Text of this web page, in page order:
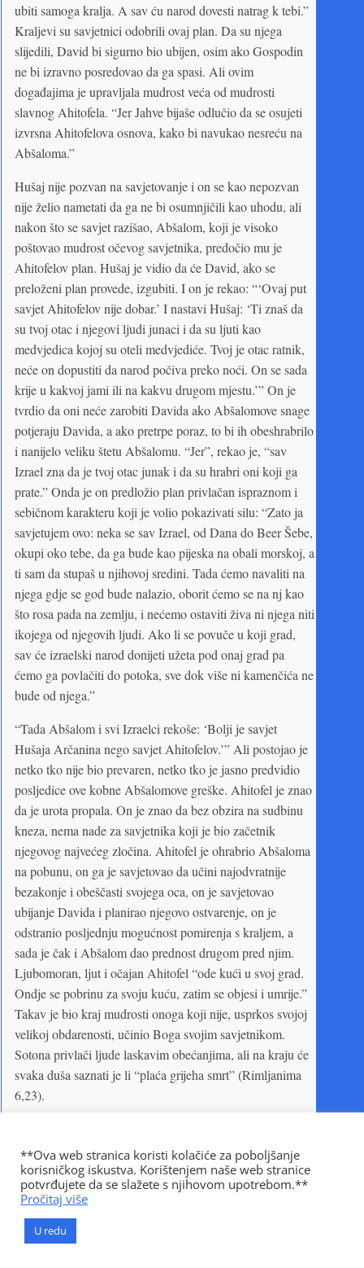
ubiti samoga kralja. A sav ću narod dovesti natrag k tebi.”
Kraljevi su savjetnici odobrili ovaj plan. Da su njega
slijedili, David bi sigurno bio ubijen, osim ako Gospodin
ne bi izravno posredovao da ga spasi. Ali ovim
događajima je upravljala mudrost veća od mudrosti
slavnog Ahitofela. “Jer Jahve bijaše odlučio da se osujeti
izvrsna Ahitofelova osnova, kako bi navukao nesreću na
Abšaloma.”
Hušaj nije pozvan na savjetovanje i on se kao nepozvan
nije želio nametati da ga ne bi osumnjičili kao uhodu, ali
nakon što se savjet razišao, Abšalom, koji je visoko
poštovao mudrost očevog savjetnika, predočio mu je
Ahitofelov plan. Hušaj je vidio da će David, ako se
preloženi plan provede, izgubiti. I on je rekao: “‘Ovaj put
savjet Ahitofelov nije dobar.’ I nastavi Hušaj: ‘Ti znaš da
su tvoj otac i njegovi ljudi junaci i da su ljuti kao
medvjedica kojoj su oteli medvjediće. Tvoj je otac ratnik,
neće on dopustiti da narod počiva preko noći. On se sada
krije u kakvoj jami ili na kakvu drugom mjestu.’” On je
tvrdio da oni neće zarobiti Davida ako Abšalomove snage
potjeraju Davida, a ako pretrpe poraz, to bi ih obeshrabrilo
i nanijelo veliku štetu Abšalomu. “Jer”, rekao je, “sav
Izrael zna da je tvoj otac junak i da su hrabri oni koji ga
prate.” Onda je on predložio plan privlačan ispraznom i
sebičnom karakteru koji je volio pokazivati silu: “Zato ja
savjetujem ovo: neka se sav Izrael, od Dana do Beer Šebe,
okupi oko tebe, da ga bude kao pijeska na obali morskoj, a
ti sam da stupaš u njihovoj sredini. Tada ćemo navaliti na
njega gdje se god bude nalazio, oborit ćemo se na nj kao
što rosa pada na zemlju, i nećemo ostaviti živa ni njega niti
ikojega od njegovih ljudi. Ako li se povuče u koji grad,
sav će izraelski narod donijeti užeta pod onaj grad pa
ćemo ga povlačiti do potoka, sve dok više ni kamenčića ne
bude od njega.”
“Tada Abšalom i svi Izraelci rekoše: ‘Bolji je savjet
Hušaja Arčanina nego savjet Ahitofelov.’” Ali postojao je
netko tko nije bio prevaren, netko tko je jasno predvidio
posljedice ove kobne Abšalomove greške. Ahitofel je znao
da je urota propala. On je znao da bez obzira na sudbinu
kneza, nema nade za savjetnika koji je bio začetnik
njegovog najvećeg zločina. Ahitofel je ohrabrio Abšaloma
na pobunu, on ga je savjetovao da učini najodvratnije
bezakonje i obeščasti svojega oca, on je savjetovao
ubijanje Davida i planirao njegovo ostvarenje, on je
odstranio posljednju mogućnost pomirenja s kraljem, a
sada je čak i Abšalom dao prednost drugom pred njim.
Ljubomoran, ljut i očajan Ahitofel “ode kući u svoj grad.
Ondje se pobrinu za svoju kuću, zatim se objesi i umrije.”
Takav je bio kraj mudrosti onoga koji nije, usprkos svojoj
velikoj obdarenosti, učinio Boga svojim savjetnikom.
Sotona privlači ljude laskavim obećanjima, ali na kraju će
svaka duša saznati je li “plaća grijeha smrt” (Rimljanima
6,23).
savjet, nije gubio vrijeme da upozori Davida da bez
odlaganja bježi preko Jordana. Svećenicima koji su je
trebali proslijediti preko svojih sinova, Hušaj je poslao
poruku: “Ahitofel je tako i tako savjetovao Abšalomu, a ja
sam savjetovao tako i tako. Zato sada ... nemoj noćas
**Ova web stranica koristi kolačiće za poboljšanje
korisničkog iskustva. Korištenjem naše web stranice
potvrđujete da se slažete s njihovom upotrebom.**
Pročitaj više
U redu